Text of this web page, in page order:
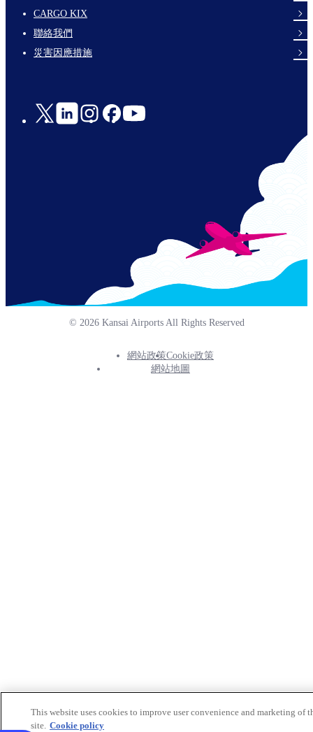
footer-
links-
en-
CARGO KIX
聯絡我們
災害因應措施
Social
© 2026 Kansai Airports All Rights Reserved
Footer
網站政策Cookie政策
網站地圖
This website uses cookies to improve user convenience and marketing of
site. Cookie policy